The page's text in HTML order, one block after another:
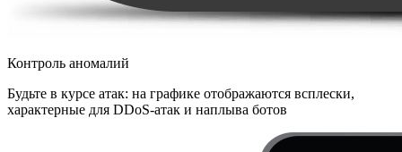
Контроль аномалий
Будьте в курсе атак: на графике отображаются всплески,
характерные для DDoS-атак и наплыва ботов